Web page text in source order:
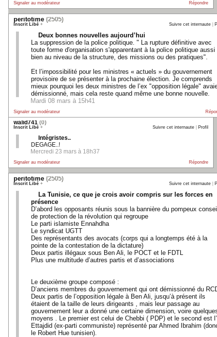
Signaler au modérateur Répondre
peritotime (2505)
Inscrit Libé + Suivre cet internaute
Deux bonnes nouvelles aujourd’hui
La suppression de la police politique. " La rupture définitive avec
toute forme d'organisation s'apparentant à la police politique aussi
bien au niveau de la structure, des missions ou des pratiques".
Et l’impossibilité pour les ministres « actuels » du gouvernement
provisoire de se présenter à la prochaine élection. Je comprends
mieux pourquoi les deux ministres de l’ex "opposition légale"
démissionné, mais cela reste quand même une bonne nouvelle.
Mardi 08 mars à 15h41
Signaler au modérateur
walid741 (0)
Inscrit Libé + Suivre cet internaute Profil
Intégristes..
DEGAGE..!
Mercredi 23 mars à 18h37
Signaler au modérateur Répondre
peritotime (2505)
Inscrit Libé + Suivre cet internaute
La Tunisie, ce que je crois avoir compris sur les forces en
présence
D’abord les opposants réunis sous la bannière du pompeux
de protection de la révolution qui regroupe
Le parti islamiste Ennahdha
Le syndicat UGTT
Des représentants des avocats (corps qui a longtemps été à la
pointe de la contestation de la dictature)
Deux partis illégaux sous Ben Ali, le POCT et le FDTL
Plus une multitude d’autres partis et d’associations
Le deuxième groupe composé :
D’anciens membres du gouvernement qui ont démissionné du
Deux partis de l’opposition légale à Ben Ali, jusqu’à présent ils
étaient de la taille de leurs dirigeants , mais leur passage au
gouvernement leur a donné une certaine dimension, voire
moyens . Le premier est celui de Chebbi ( PDP) et le second est l’
Ettajdid (ex-parti communiste) représenté par Ahmed Ibrahim
le Robert Hue tunisien).